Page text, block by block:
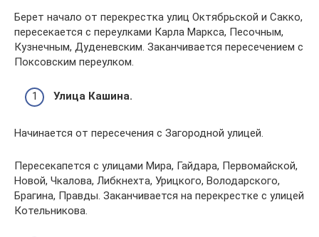
Берет начало от перекрестка улиц Октябрьской и Сакко,
пересекается с переулками Карла Маркса, Песочным,
Кузнечным, Дуденевским. Заканчивается пересечением с
Поксовским переулком.
Улица Кашина.
Начинается от пересечения с Загородной улицей.
Пересекапется с улицами Мира, Гайдара, Первомайской,
Новой, Чкалова, Либкнехта, Урицкого, Володарского,
Брагина, Правды. Заканчивается на перекрестке с улицей
Котельникова.